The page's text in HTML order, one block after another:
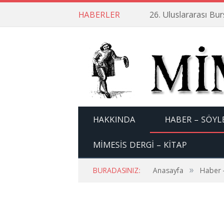
HABERLER 26. Uluslararası
HAKKINDA HABER –
MİMESİS DERGİ – KİTAP
BURADASINIZ: Anasayfa » Haber